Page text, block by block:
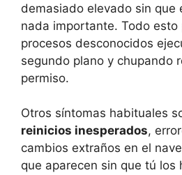
demasiado elevado sin que
nada importante. Todo esto
procesos desconocidos
segundo plano y chupando
permiso.
Otros síntomas habituales
reinicios inesperados,
cambios extraños en el
que aparecen sin que tú los